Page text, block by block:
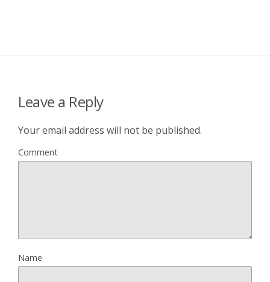
Leave a Reply
Your email address will not be published.
Comment
Name